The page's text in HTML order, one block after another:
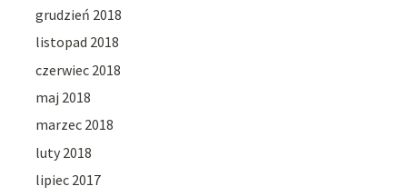
grudzień 2018
listopad 2018
czerwiec 2018
maj 2018
marzec 2018
luty 2018
lipiec 2017